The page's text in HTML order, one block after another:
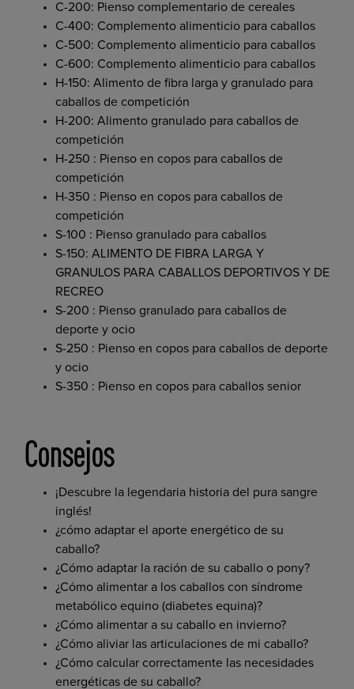
C-200: Pienso complementario de cereales
C-400: Complemento alimenticio para caballos
C-500: Complemento alimenticio para caballos
C-600: Complemento alimenticio para caballos
H-150: Alimento de fibra larga y granulado para
caballos de competición
H-200: Alimento granulado para caballos de
competición
H-250 : Pienso en copos para caballos de
competición
H-350 : Pienso en copos para caballos de
competición
S-100 : Pienso granulado para caballos
S-150: ALIMENTO DE FIBRA LARGA Y
GRANULOS PARA CABALLOS DEPORTIVOS Y DE
RECREO
S-200 : Pienso granulado para caballos de
deporte y ocio
S-250 : Pienso en copos para caballos de deporte
y ocio
S-350 : Pienso en copos para caballos senior
Consejos
¡Descubre la legendaria historia del pura sangre
inglés!
¿cómo adaptar el aporte energético de su
caballo?
¿Cómo adaptar la ración de su caballo o pony?
¿Cómo alimentar a los caballos con síndrome
metabólico equino (diabetes equina)?
¿Cómo alimentar a su caballo en invierno?
¿Cómo aliviar las articulaciones de mi caballo?
¿Cómo calcular correctamente las necesidades
energéticas de su caballo?